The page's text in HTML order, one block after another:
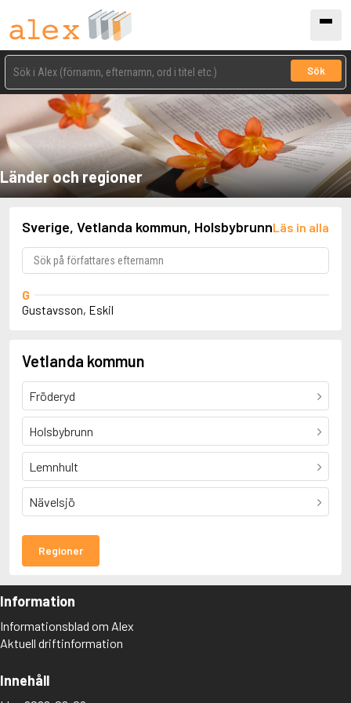
Sök
Länder och regioner
Sverige, Vetlanda kommun, HolsbybrunnLäs in alla
G
Gustavsson, Eskil
Vetlanda kommun
Fröderyd
Holsbybrunn
Lemnhult
Nävelsjö
Regioner
Information
Informationsblad om Alex
Aktuell driftinformation
Innehåll